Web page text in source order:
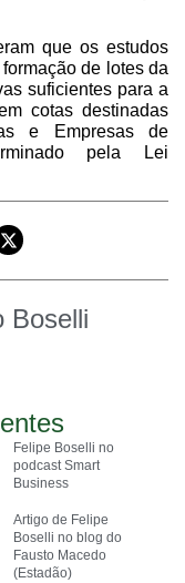
que os estudos
de lotes da
suficientes para a
cotas destinadas
e Empresas de
pela Lei
Boselli
Felipe Boselli no
podcast Smart
Business
Artigo de Felipe
Boselli no blog do
Fausto Macedo
(Estadão)